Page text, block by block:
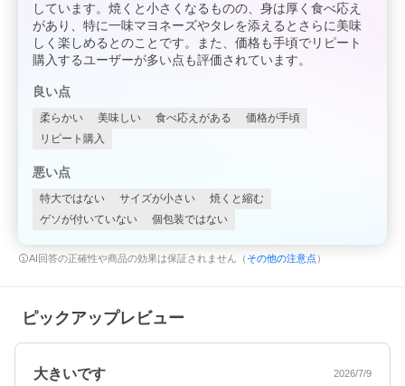
しています。焼くと小さくなるものの、身は厚く食べ応え
があり、特に一味マヨネーズやタレを添えるとさらに美味
しく楽しめるとのことです。また、価格も手頃でリピート
購入するユーザーが多い点も評価されています。
良い点
柔らかい 美味しい 食べ応えがある
価格が手頃
リピート購入
悪い点
特大ではない サイズが小さい
焼くと縮む
ゲソが付いていない
個包装ではない
AI回答の正確性や商品の効果は保証されません（ その他の注意点 ）
ピックアップレビュー
大きいです 2026/7/9